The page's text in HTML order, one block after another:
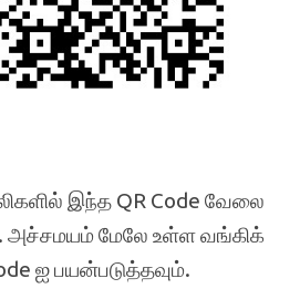
இந்த QR Code வேலை
மேலே உள்ள வங்கிக்
ஐ பயன்படுத்தவும்.